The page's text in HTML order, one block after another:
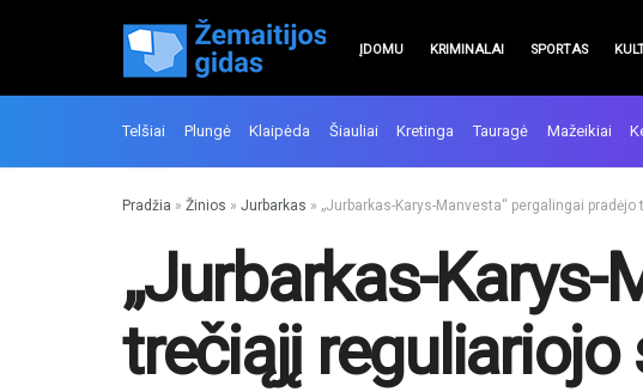
ĮDOMU KRIMINALAI SPORTAS
Telšiai Plungė Klaipėda Šiauliai Kretinga Tauragė Mažeikiai
Pradžia » Žinios » Jurbarkas » „Jurbarkas-Karys-Manvesta“ pergalingai
„Jurbarkas-Karys-
trečiąjį reguliariojo